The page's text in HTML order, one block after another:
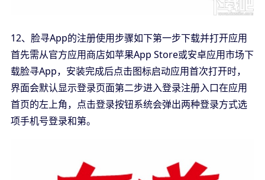
12、脸寻App的注册使用步骤如下第一步下载并打开应用
首先需从官方应用商店如苹果App Store或安卓应用市场下
载脸寻App，安装完成后点击图标启动应用首次打开时，
界面会默认显示登录页面第二步进入登录注册入口在应用
首页的左上角，点击登录按钮系统会弹出两种登录方式选
项手机号登录和第。